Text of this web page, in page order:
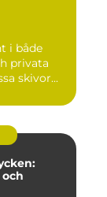
i både
privata
skivor...